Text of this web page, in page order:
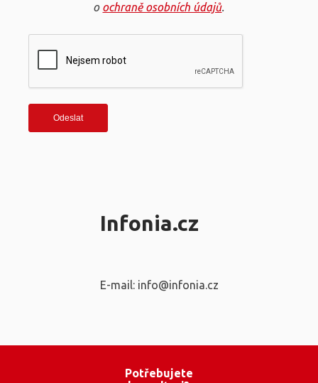
o ochraně osobních údajů.
Infonia.cz
E-mail: info@infonia.cz
Potřebujete